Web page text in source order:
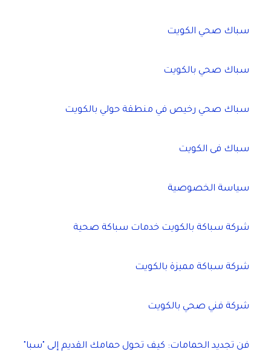
سباك صحي الكويت
سباك صحي بالكويت
سباك صحي رخيص في منطقة حولي بالكويت
سباك فى الكويت
سياسة الخصوصية
شركة سباكة بالكويت خدمات سباكة صحية
شركة سباكة مميزة بالكويت
شركة فني صحي بالكويت
فن تجديد الحمامات: كيف تحول حمامك القديم إلى "سبا"